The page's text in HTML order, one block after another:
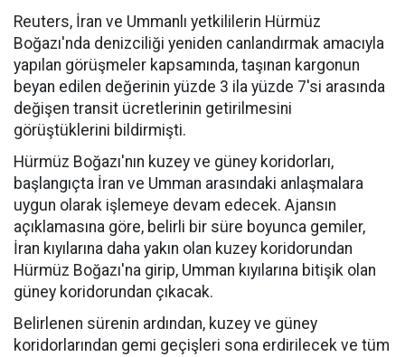
Reuters, İran ve Ummanlı yetkililerin Hürmüz
Boğazı'nda denizciliği yeniden canlandırmak amacıyla
yapılan görüşmeler kapsamında, taşınan kargonun
beyan edilen değerinin yüzde 3 ila yüzde 7'si arasında
değişen transit ücretlerinin getirilmesini
görüştüklerini bildirmişti.
Hürmüz Boğazı'nın kuzey ve güney koridorları,
başlangıçta İran ve Umman arasındaki anlaşmalara
uygun olarak işlemeye devam edecek. Ajansın
açıklamasına göre, belirli bir süre boyunca gemiler,
İran kıyılarına daha yakın olan kuzey koridorundan
Hürmüz Boğazı'na girip, Umman kıyılarına bitişik olan
güney koridorundan çıkacak.
Belirlenen sürenin ardından, kuzey ve güney
koridorlarından gemi geçişleri sona erdirilecek ve tüm